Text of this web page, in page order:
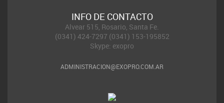
INFO DE CONTACTO
Alvear 515, Rosario, Santa Fe.
(0341) 424-7297 (0341) 153-195852
Skype: exopro
ADMINISTRACION@EXOPRO.COM.AR